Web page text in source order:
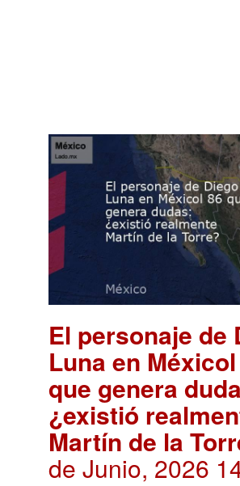
El personaje de
Luna en
que genera
¿existió
Martín de la
de Junio, 2026